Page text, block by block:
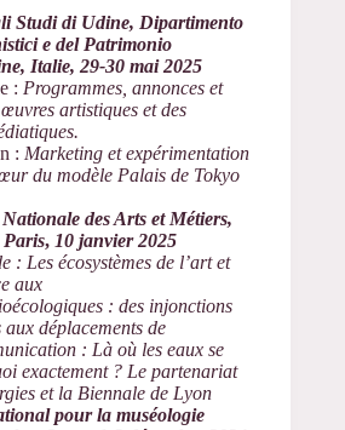
Studi di Udine, Dipartimento
e del Patrimonio
Italie, 29-30 mai 2025
: Programmes, annonces et
artistiques et des
: Marketing et expérimentation
du modèle Palais de Tokyo
des Arts et Métiers,
, 10 janvier 2025
: Les écosystèmes de l’art et
aux
: des injonctions
déplacements de
: Là où les eaux se
exactement ? Le partenariat
et la Biennale de Lyon
pour la muséologie